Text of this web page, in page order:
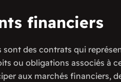
financiers
des contrats qui
ou obligations associés à
aux marchés financiers,